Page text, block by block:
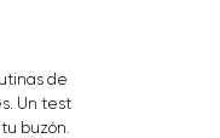
de
Un test
buzón.